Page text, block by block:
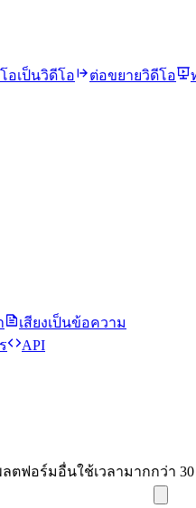
อเป็นวิดีโอ ต่อขยายวิดีโอ
เสียงเป็นข้อความ
API
ตฟอร์มอื่นใช้เวลามากกว่า